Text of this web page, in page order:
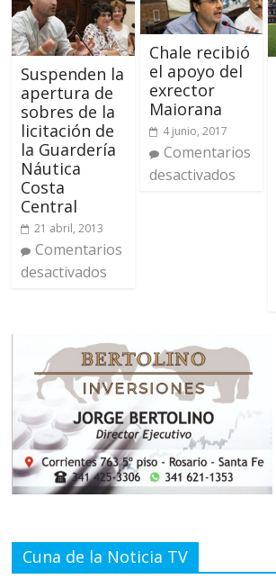
Suspenden la
apertura de
sobres de la
licitación de
la Guardería
Náutica
Costa
Central
21 abril, 2013
Comentarios
desactivados
Chale recibió
el apoyo del
exrector
Maiorana
4 junio, 2017
Comentarios
desactivados
Cuna de la Noticia TV